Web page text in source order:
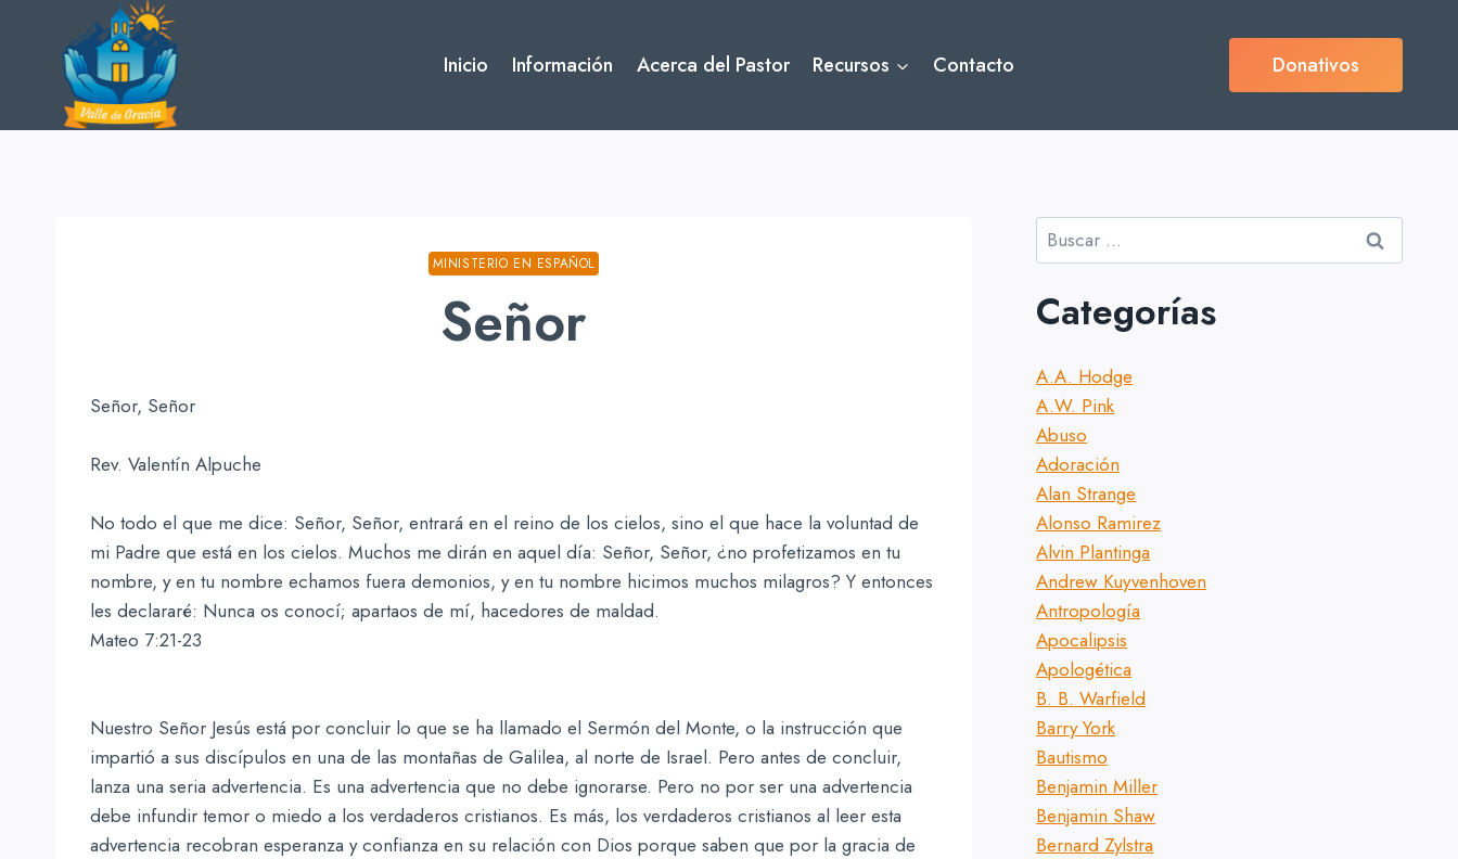
Inicio Información Acerca del Pastor Recursos Contacto Donativos
MINISTERIO EN ESPAÑOL
Señor
Señor, Señor
Rev. Valentín Alpuche
No todo el que me dice: Señor, Señor, entrará en el reino de los cielos, sino el que hace la voluntad de
mi Padre que está en los cielos. Muchos me dirán en aquel día: Señor, Señor, ¿no profetizamos en tu
nombre, y en tu nombre echamos fuera demonios, y en tu nombre hicimos muchos milagros? Y entonces
les declararé: Nunca os conocí; apartaos de mí, hacedores de maldad.
Mateo 7:21-23
Nuestro Señor Jesús está por concluir lo que se ha llamado el Sermón del Monte, o la instrucción que
impartió a sus discípulos en una de las montañas de Galilea, al norte de Israel. Pero antes de concluir,
lanza una seria advertencia. Es una advertencia que no debe ignorarse. Pero no por ser una advertencia
debe infundir temor o miedo a los verdaderos cristianos. Es más, los verdaderos cristianos al leer esta
advertencia recobran esperanza y confianza en su relación con Dios porque saben que por la gracia de
Buscar:
Categorías
A.A. Hodge
A.W. Pink
Abuso
Adoración
Alan Strange
Alonso Ramirez
Alvin Plantinga
Andrew Kuyvenhoven
Antropología
Apocalipsis
Apologética
B. B. Warfield
Barry York
Bautismo
Benjamin Miller
Benjamin Shaw
Bernard Zylstra